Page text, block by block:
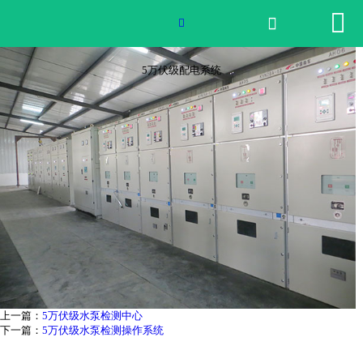
网站首页
2026世界杯官网
产品中心
荣誉资质
公司实景
公司动态
产品服务
联系我们

5万伏级配电系统
 
上一篇： 5万伏级水泵检测中心
下一篇： 5万伏级水泵检测操作系统